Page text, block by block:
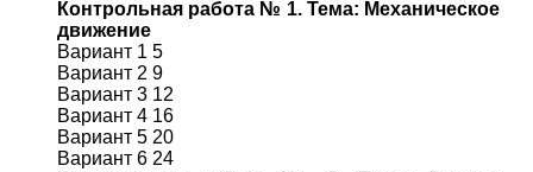
Контрольная работа № 1. Тема: Механическое
движение
Вариант 1 5
Вариант 2 9
Вариант 3 12
Вариант 4 16
Вариант 5 20
Вариант 6 24